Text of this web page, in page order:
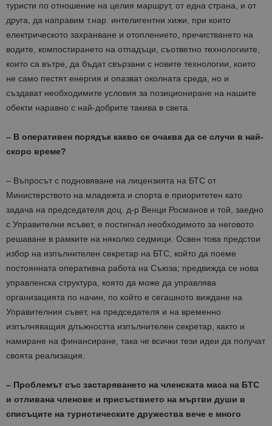
туристи по отношение на целия маршрут, от една страна, и от
друга, да направим т.нар. интелигентни хижи, при които
електрическото захранване и отоплението, пречистването на
водите, компостирането на отпадъци, съответно технологиите,
които са вътре, да бъдат свързани с новите технологии, които
не само пестят енергия и опазват околната среда, но и
създават необходимите условия за позициониране на нашите
обекти наравно с най-добрите такива в света.
– В оперативен порядък какво се очаква да се случи в най-
скоро време?
– Въпросът с подновяване на лицензията на БТС от
Министерството на младежта и спорта е приоритетен като
задача на председателя доц. д-р Венци Росманов и той, заедно
с Управителни ясъвет, е постигнал необходимото за неговото
решаване в рамките на няколко седмици. Освен това предстои
избор на изпълнителен секретар на БТС, който да поеме
постоянната оперативна работа на Съюза; предвижда се нова
управленска структура, която да може да управлява
организацията по начин, по който е сегашното виждане на
Управителния съвет, на председателя и на временно
изпълняващия длъжността изпълнителен секретар, както и
намиране на финансиране, така че всички тези идеи да получат
своята реализация.
– Проблемът със застаряването на членската маса на БТС
и отливана членове и присъствието на мъртви души в
списъците на туристическите дружества вече е много